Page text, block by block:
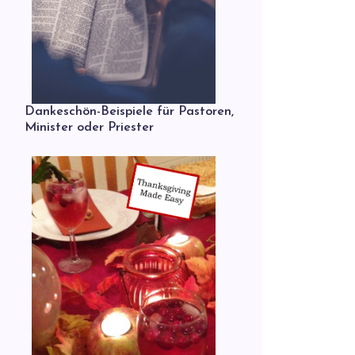
Dankeschön-Beispiele für Pastoren,
Minister oder Priester